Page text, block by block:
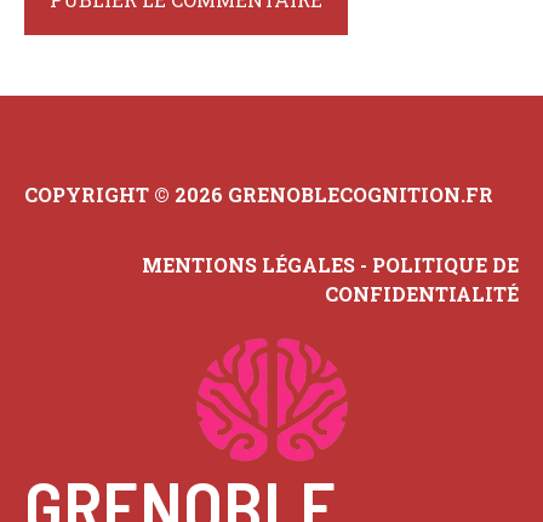
COPYRIGHT © 2026 GRENOBLECOGNITION.FR
MENTIONS LÉGALES - POLITIQUE DE
CONFIDENTIALITÉ
GRENOBLE